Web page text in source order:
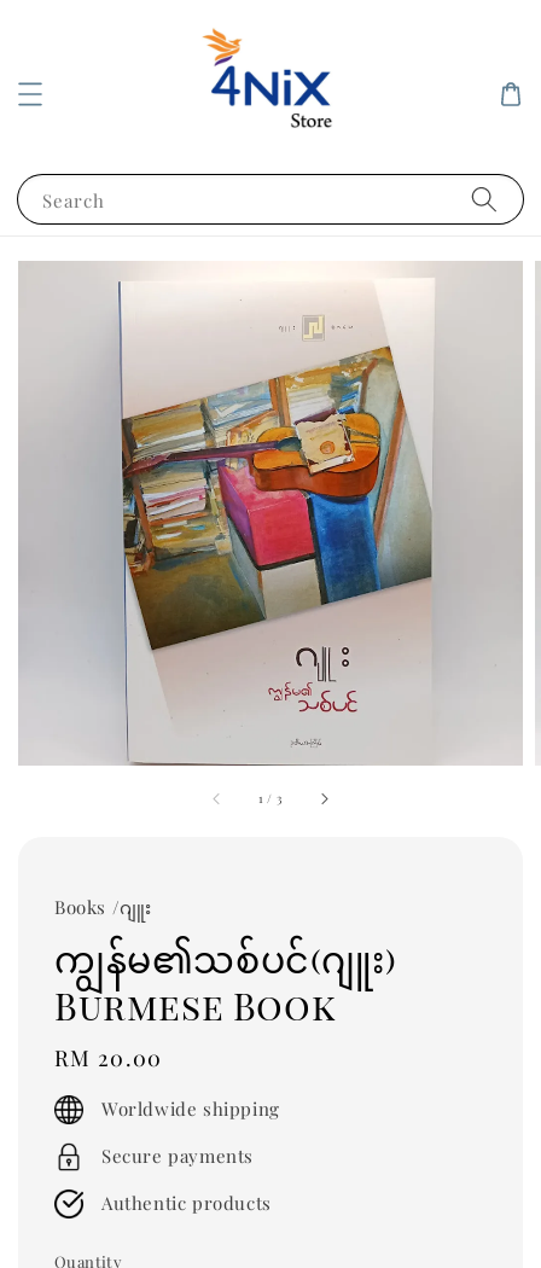
Search
1 / 3
Books /ဂျူး
ကျွန်မ၏သစ်ပင်(ဂျူး)
Burmese Book
Regular
price
RM 20.00
Worldwide shipping
Secure payments
Authentic products
Quantity